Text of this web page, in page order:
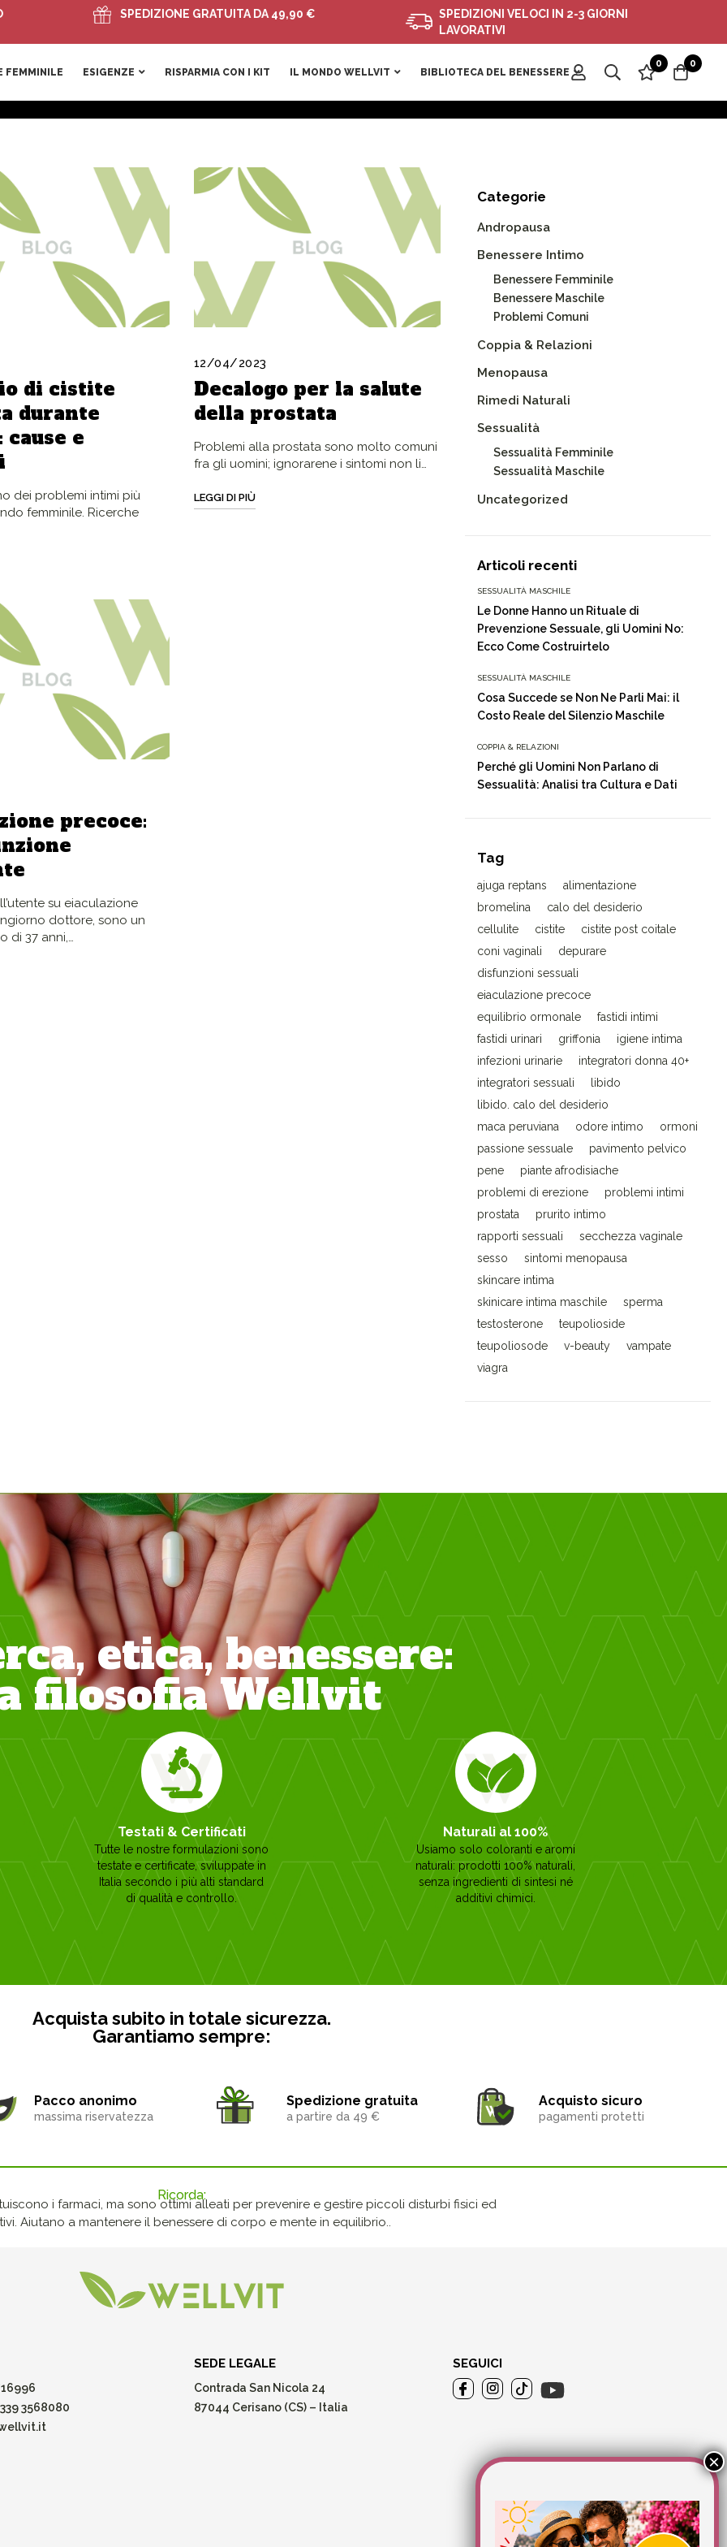
SPEDIZIONE GRATUITA DA 49,90 €
SPEDIZIONI VELOCI IN 2-3 GIORNI
LAVORATIVI
FEMMINILE ESIGENZE RISPARMIA CON I KIT IL MONDO WELLVIT BIBLIOTECA DEL BENESSERE
0 0
di cistite
durante
cause e
dei problemi intimi più
femminile. Ricerche
12/04/2023
Decalogo per la salute
della prostata
Problemi alla prostata sono molto comuni
fra gli uomini; ignorarene i sintomi non li…
LEGGI DI PIÙ
precoce:
su eiaculazione
dottore, sono un
di 37 anni,…
Categorie
Andropausa
Benessere Intimo
Benessere Femminile
Benessere Maschile
Problemi Comuni
Coppia & Relazioni
Menopausa
Rimedi Naturali
Sessualità
Sessualità Femminile
Sessualità Maschile
Uncategorized
Articoli recenti
SESSUALITÀ MASCHILE
Le Donne Hanno un Rituale di
Prevenzione Sessuale, gli Uomini No:
Ecco Come Costruirtelo
SESSUALITÀ MASCHILE
Cosa Succede se Non Ne Parli Mai: il
Costo Reale del Silenzio Maschile
COPPIA & RELAZIONI
Perché gli Uomini Non Parlano di
Sessualità: Analisi tra Cultura e Dati
Tag
ajuga reptans
alimentazione
bromelina
calo del desiderio
cellulite
cistite
cistite post coitale
coni vaginali
depurare
disfunzioni sessuali
eiaculazione precoce
equilibrio ormonale
fastidi intimi
fastidi urinari
griffonia
igiene intima
infezioni urinarie
integratori donna 40+
integratori sessuali
libido
libido. calo del desiderio
maca peruviana
odore intimo
ormoni
passione sessuale
pavimento pelvico
pene
piante afrodisiache
problemi di erezione
problemi intimi
prostata
prurito intimo
rapporti sessuali
secchezza vaginale
sesso
sintomi menopausa
skincare intima
skinicare intima maschile
sperma
testosterone
teupolioside
teupoliosode
v-beauty
vampate
viagra
etica, benessere:
filosofia Wellvit
Testati & Certificati
Tutte le nostre formulazioni sono
testate e certificate, sviluppate in
Italia secondo i più alti standard
di qualità e controllo.
Naturali al 100%
Usiamo solo coloranti e aromi
naturali: prodotti 100% naturali,
senza ingredienti di sintesi né
additivi chimici.
Acquista subito in totale sicurezza.
Garantiamo sempre:
Pacco anonimo
massima riservatezza
Spedizione gratuita
a partire da 49 €
Acquisto sicuro
pagamenti protetti
Ricorda:
i farmaci, ma sono ottimi alleati per prevenire e gestire piccoli disturbi fisici ed
Aiutano a mantenere il benessere di corpo e mente in equilibrio..
339 3568080
SEDE LEGALE
Contrada San Nicola 24
87044 Cerisano (CS) – Italia
SEGUICI